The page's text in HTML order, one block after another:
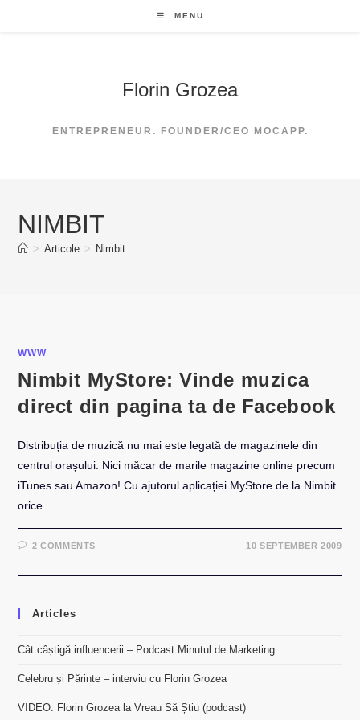
MENU
Florin Grozea
ENTREPRENEUR. FOUNDER/CEO MOCAPP.
NIMBIT
> Articole > Nimbit
WWW
Nimbit MyStore: Vinde muzica
direct din pagina ta de Facebook
Distribuția de muzică nu mai este legată de magazinele din
centrul orașului. Nici măcar de marile magazine online precum
iTunes sau Amazon! Cu ajutorul aplicației MyStore de la Nimbit
orice…
2 COMMENTS 10 SEPTEMBER 2009
Articles
Cât câștigă influencerii – Podcast Minutul de Marketing
Celebru și Părinte – interviu cu Florin Grozea
VIDEO: Florin Grozea la Vreau Să Știu (podcast)